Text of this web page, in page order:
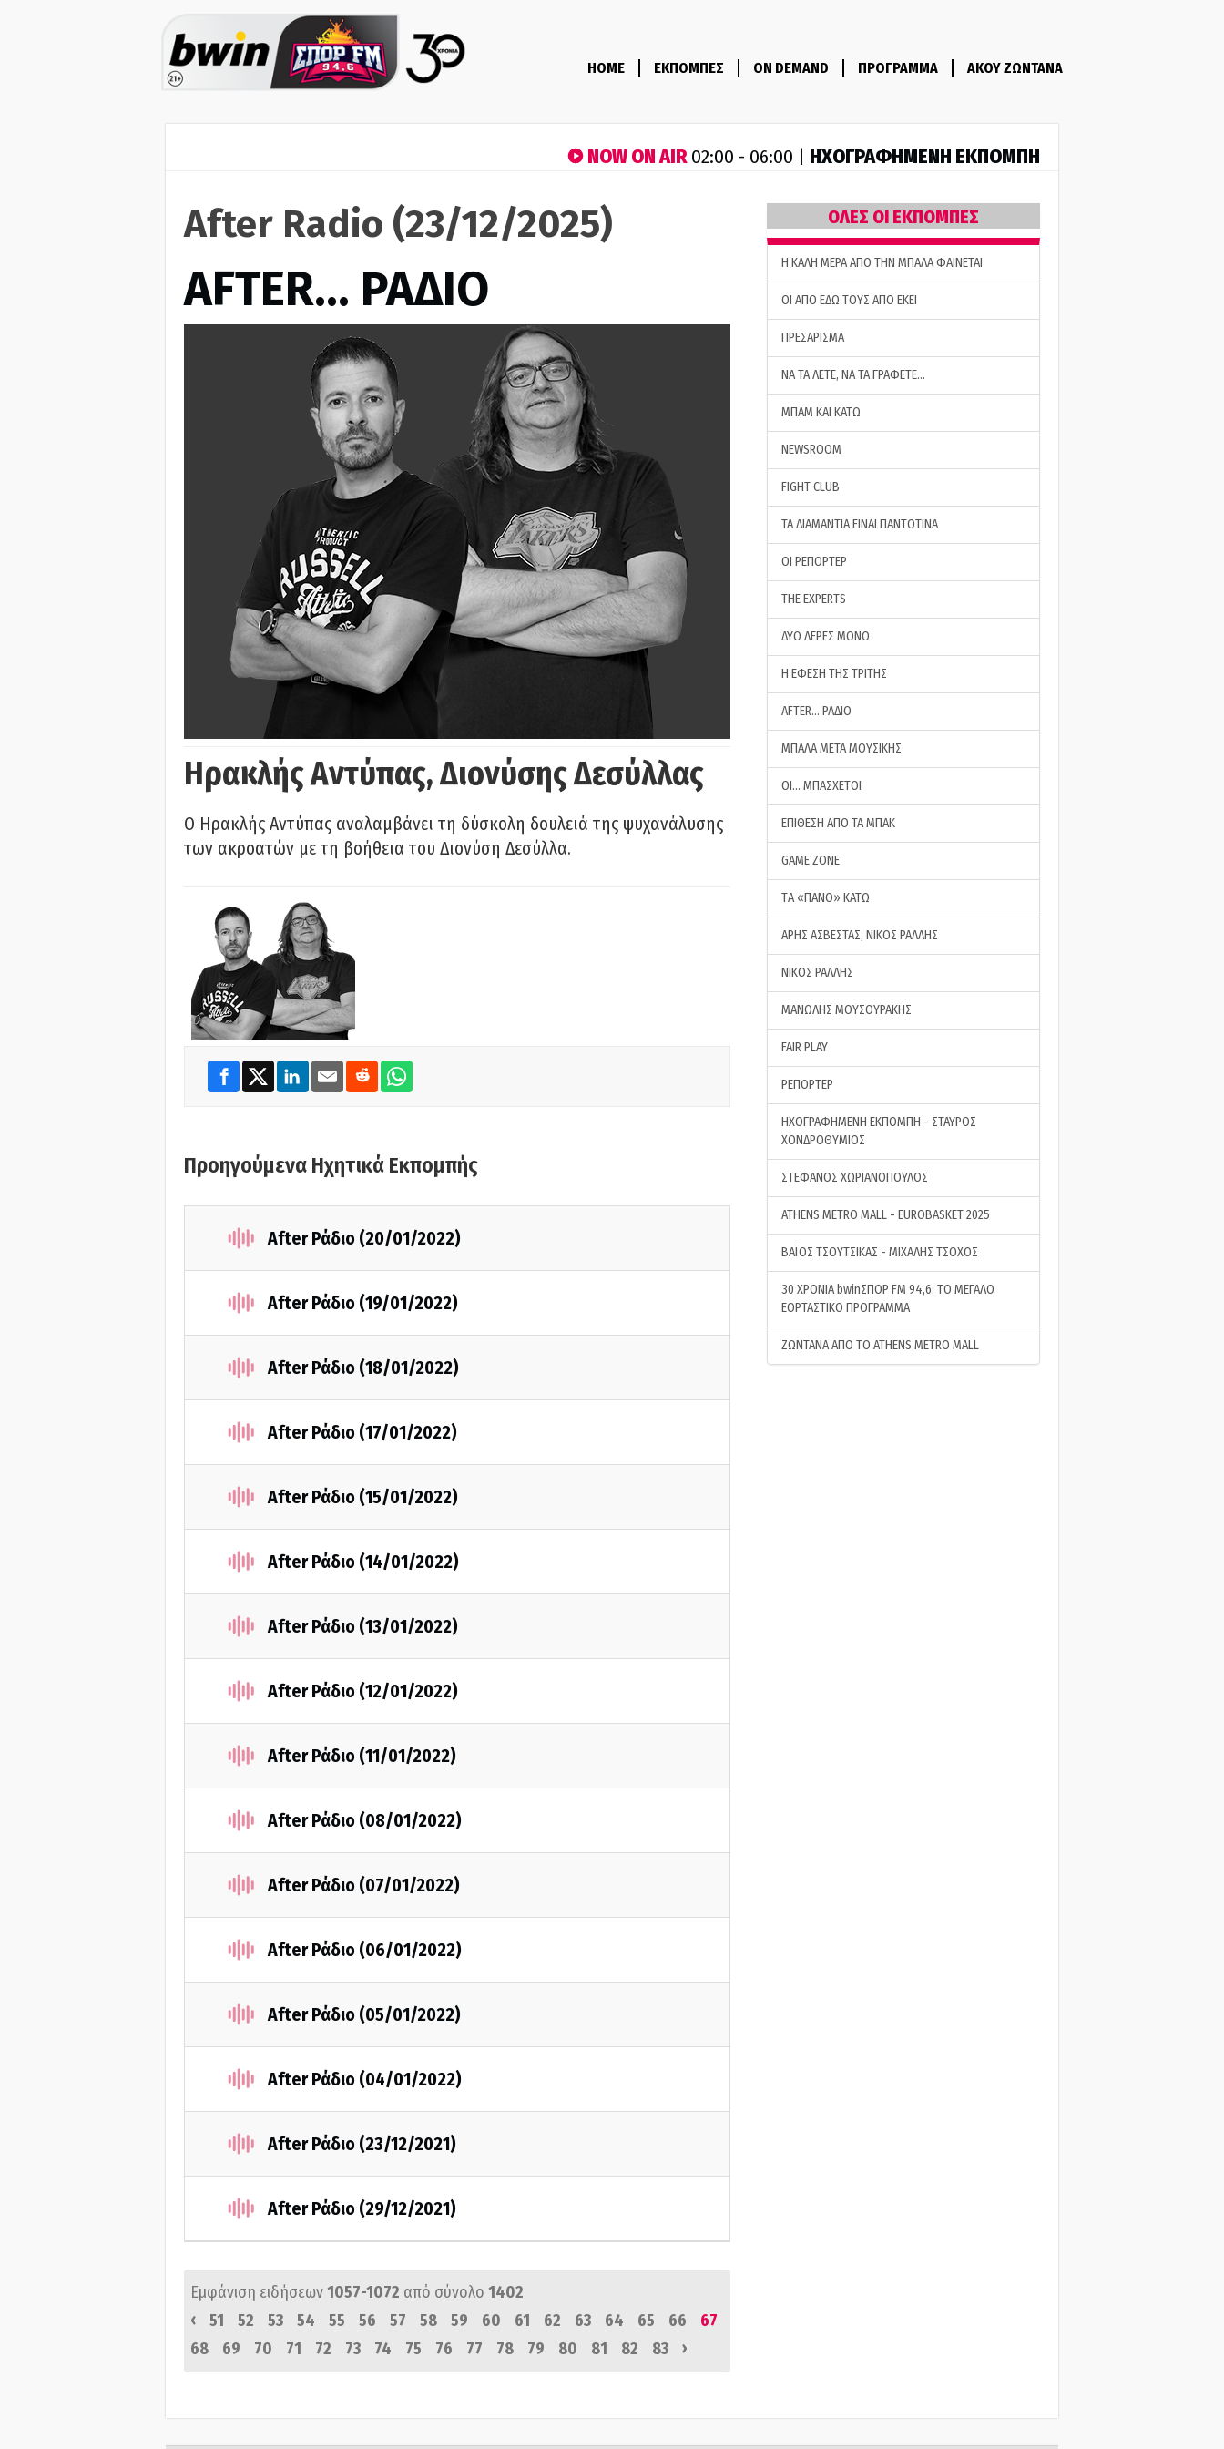
HOME ΕΚΠΟΜΠΕΣ ON DEMAND ΠΡΟΓΡΑΜΜΑ ΑΚΟΥ ΖΩΝΤΑΝΑ
NOW ON AIR02:00 - 06:00 | ΗΧΟΓΡΑΦΗΜΕΝΗ ΕΚΠΟΜΠΗ
After Radio (23/12/2025)
AFTER… ΡΑΔΙΟ
Ηρακλής Αντύπας, Διονύσης Δεσύλλας
Ο Ηρακλής Αντύπας αναλαμβάνει τη δύσκολη δουλειά της ψυχανάλυσης
των ακροατών με τη βοήθεια του Διονύση Δεσύλλα.
Προηγούμενα Ηχητικά Εκπομπής
After Ράδιο (20/01/2022)
After Ράδιο (19/01/2022)
After Ράδιο (18/01/2022)
After Ράδιο (17/01/2022)
After Ράδιο (15/01/2022)
After Ράδιο (14/01/2022)
After Ράδιο (13/01/2022)
After Ράδιο (12/01/2022)
After Ράδιο (11/01/2022)
After Ράδιο (08/01/2022)
After Ράδιο (07/01/2022)
After Ράδιο (06/01/2022)
After Ράδιο (05/01/2022)
After Ράδιο (04/01/2022)
After Ράδιο (23/12/2021)
After Ράδιο (29/12/2021)
Εμφάνιση ειδήσεων1057-1072 από σύνολο 1402
‹
51 52 53 54 55 56 57 58 59 60 61 62 63 64 65 66
67
68
69 70 71 72 73 74 75 76 77 78 79 80 81 82 83 ›
ΟΛΕΣ ΟΙ ΕΚΠΟΜΠΕΣ
H ΚΑΛΗ ΜΕΡΑ ΑΠΟ ΤΗΝ ΜΠΑΛΑ ΦΑΙΝΕΤΑΙ
ΟΙ ΑΠΟ ΕΔΩ ΤΟΥΣ ΑΠΟ ΕΚΕΙ
ΠΡΕΣΑΡΙΣΜΑ
ΝΑ ΤΑ ΛΕΤΕ, ΝΑ ΤΑ ΓΡΑΦΕΤΕ…
ΜΠΑΜ ΚΑΙ ΚΑΤΩ
NEWSROOM
FIGHT CLUB
ΤΑ ΔΙΑΜΑΝΤΙΑ ΕΙΝΑΙ ΠΑΝΤΟΤΙΝΑ
ΟΙ ΡΕΠΟΡΤΕΡ
THE EXPERTS
ΔΥΟ ΛΕΡΕΣ ΜΟΝΟ
Η ΕΦΕΣΗ ΤΗΣ ΤΡΙΤΗΣ
AFTER… ΡΑΔΙΟ
ΜΠΑΛΑ ΜΕΤΑ ΜΟΥΣΙΚΗΣ
ΟΙ… ΜΠΑΣΧΕΤΟΙ
ΕΠΙΘΕΣΗ ΑΠΟ ΤΑ ΜΠΑΚ
GAME ZONE
ΤA «ΠΑΝΟ» ΚΑΤΩ
ΑΡΗΣ ΑΣΒΕΣΤΑΣ, ΝΙΚΟΣ ΡΑΛΛΗΣ
ΝΙΚΟΣ ΡΑΛΛΗΣ
ΜΑΝΩΛΗΣ ΜΟΥΣΟΥΡΑΚΗΣ
FAIR PLAY
ΡΕΠΟΡΤΕΡ
ΗΧΟΓΡΑΦΗΜΕΝΗ ΕΚΠΟΜΠΗ - ΣΤΑΥΡΟΣ
ΧΟΝΔΡΟΘΥΜΙΟΣ
ΣΤΕΦΑΝΟΣ ΧΩΡΙΑΝΟΠΟΥΛΟΣ
ATHENS METRO MALL - EUROBASKET 2025
ΒΑΪΟΣ ΤΣΟΥΤΣΙΚΑΣ - ΜΙΧΑΛΗΣ ΤΣΟΧΟΣ
30 ΧΡΟΝΙΑ bwinΣΠΟΡ FM 94,6: ΤΟ ΜΕΓΑΛΟ
ΕΟΡΤΑΣΤΙΚΟ ΠΡΟΓΡΑΜΜΑ
ΖΩΝΤΑΝΑ ΑΠΟ ΤΟ ATHENS METRO MALL